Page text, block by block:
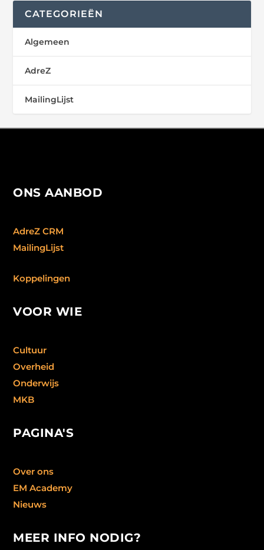
CATEGORIEËN
Algemeen
AdreZ
MailingLijst
ONS AANBOD
AdreZ CRM
MailingLijst
Koppelingen
VOOR WIE
Cultuur
Overheid
Onderwijs
MKB
PAGINA'S
Over ons
EM Academy
Nieuws
MEER INFO NODIG?